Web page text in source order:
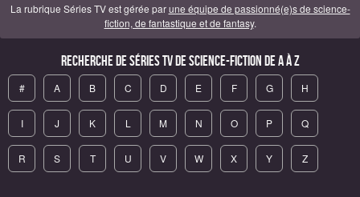
La rubrique Séries TV est gérée parune équipe de passionné(e)s de science-
fiction, de fantastique et de fantasy.
Recherche de Séries TV de science-fiction de A à Z
# A B C D E F G H
I J K L M N O P Q
R S T U V W X Y Z